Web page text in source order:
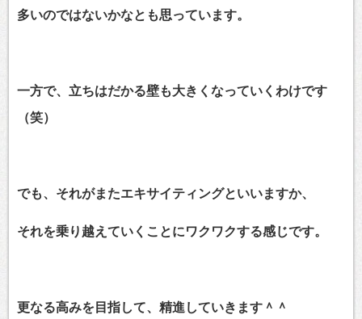
多いのではないかなとも思っています。
一方で、立ちはだかる壁も大きくなっていくわけです
（笑）
でも、それがまたエキサイティングといいますか、
それを乗り越えていくことにワクワクする感じです。
更なる高みを目指して、精進していきます＾＾